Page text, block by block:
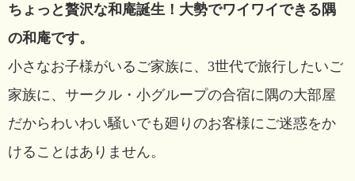
ちょっと贅沢な和庵誕生！大勢でワイワイできる隅
の和庵です。
小さなお子様がいるご家族に、3世代で旅行したいご
家族に、サークル・小グループの合宿に隅の大部屋
だからわいわい騒いでも廻りのお客様にご迷惑をか
けることはありません。